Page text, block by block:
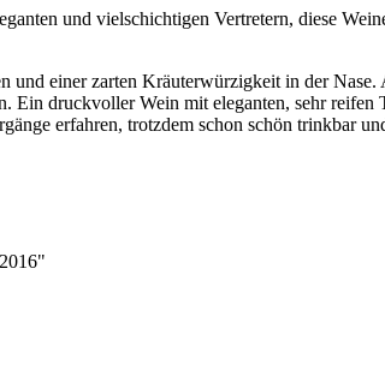
und vielschichtigen Vertretern, diese
einer zarten Kräuterwürzigkeit in der
druckvoller Wein mit eleganten, sehr
erfahren, trotzdem schon schön trinkbar